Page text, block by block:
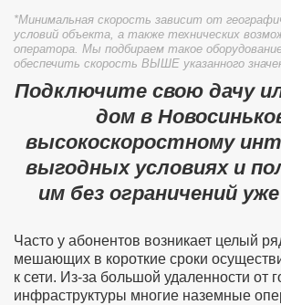
*Минимальная скорость зависит от
условий объекта, а также технических
оператора. Мы подбираем такое
обеспечить скорость ВЫШЕ указанного
Подключите свою дачу
дом в
высокоскоростному
выгодных условиях и
им без ограничений
Часто у абонентов возникает целый
мешающих в короткие сроки
к сети. Из-за большой удаленности от
инфраструктуры многие наземные